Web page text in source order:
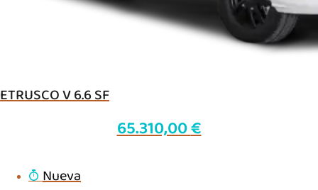
ETRUSCO V 6.6 SF
65.310,00€
Nueva